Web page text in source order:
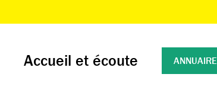
Accueil et écoute ANNUAIRE